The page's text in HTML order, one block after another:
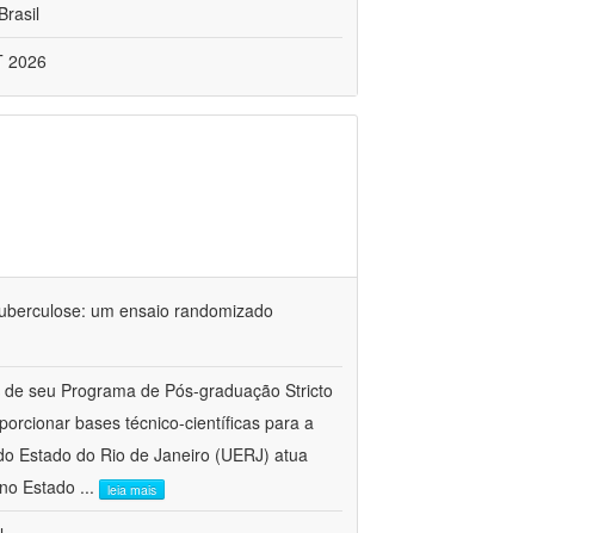
2026
um ensaio randomizado
seu Programa de Pós-graduação Stricto
bases técnico-científicas para a
Estado do Rio de Janeiro (UERJ) atua
Estado ... leia mais